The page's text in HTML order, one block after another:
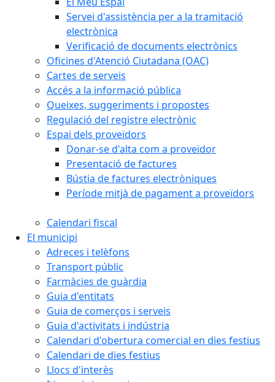
Servei d'assistència per a la tramitació
electrònica
Verificació de documents electrònics
Oficines d'Atenció Ciutadana (OAC)
Cartes de serveis
Accés a la informació pública
Queixes, suggeriments i propostes
Regulació del registre electrònic
Espai dels proveïdors
Donar-se d'alta com a proveïdor
Presentació de factures
Bústia de factures electròniques
Període mitjà de pagament a proveïdors
Calendari fiscal
El municipi
Adreces i telèfons
Transport públic
Farmàcies de guàrdia
Guia d'entitats
Guia de comerços i serveis
Guia d'activitats i indústria
Calendari d'obertura comercial en dies festius
Calendari de dies festius
Llocs d'interès